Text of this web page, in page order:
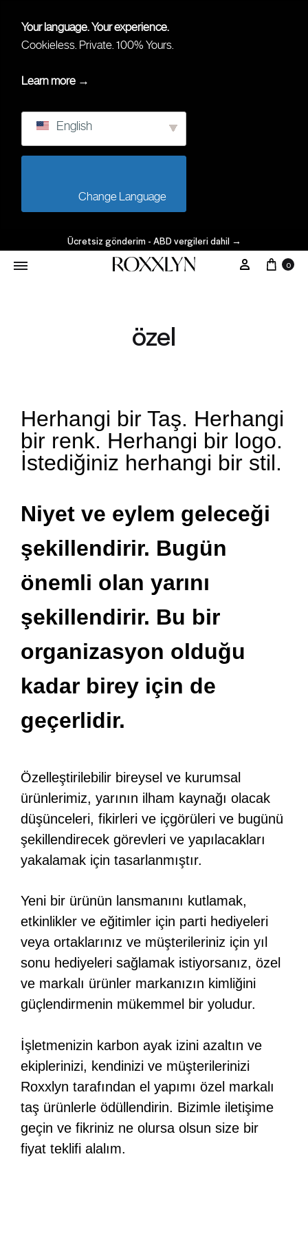
Your language. Your experience.
Cookieless. Private. 100% Yours.
Learn more →
English
Ücretsiz gönderim - ABD vergileri dahil →
0
özel
Herhangi bir Taş. Herhangi
bir renk. Herhangi bir logo.
İstediğiniz herhangi bir stil.
Niyet ve eylem geleceği
şekillendirir. Bugün
önemli olan yarını
şekillendirir. Bu bir
organizasyon olduğu
kadar birey için de
geçerlidir.
Özelleştirilebilir bireysel ve kurumsal
ürünlerimiz, yarının ilham kaynağı olacak
düşünceleri, fikirleri ve içgörüleri ve bugünü
şekillendirecek görevleri ve yapılacakları
yakalamak için tasarlanmıştır.
Yeni bir ürünün lansmanını kutlamak,
etkinlikler ve eğitimler için parti hediyeleri
veya ortaklarınız ve müşterileriniz için yıl
sonu hediyeleri sağlamak istiyorsanız, özel
ve markalı ürünler markanızın kimliğini
güçlendirmenin mükemmel bir yoludur.
İşletmenizin karbon ayak izini azaltın ve
ekiplerinizi, kendinizi ve müşterilerinizi
Roxxlyn tarafından el yapımı özel markalı
taş ürünlerle ödüllendirin. Bizimle iletişime
geçin ve fikriniz ne olursa olsun size bir
fiyat teklifi alalım.